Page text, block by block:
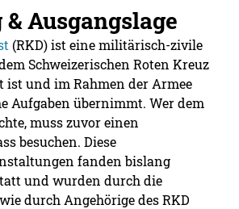
Ausgangslage
(RKD) ist eine militärisch-zivile
Schweizerischen Roten Kreuz
ist und im Rahmen der Armee
Aufgaben übernimmt. Wer dem
muss zuvor einen
besuchen. Diese
fanden bislang
und wurden durch die
durch Angehörige des RKD